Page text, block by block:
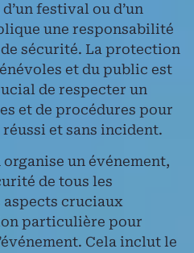
festival ou d’un
une responsabilité
sécurité. La protection
et du public est
de respecter un
et de procédures pour
et sans incident.
organise un événement,
de tous les
cruciaux
particulière pour
Cela inclut le